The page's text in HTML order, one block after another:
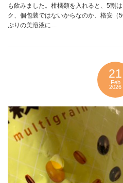
も飲みました。柑橘類を入れると、5割
ク、個包装ではないからなのか、格安
ぷりの美溶液に…
21
Feb
2026